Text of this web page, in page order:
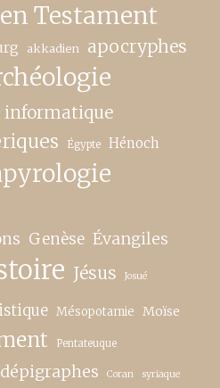
Testament
akkadien apocryphes
informatique
Égypte Hénoch
Genèse Évangiles
Jésus Josué
Mésopotamie Moïse
Pentateuque
Coran syriaque